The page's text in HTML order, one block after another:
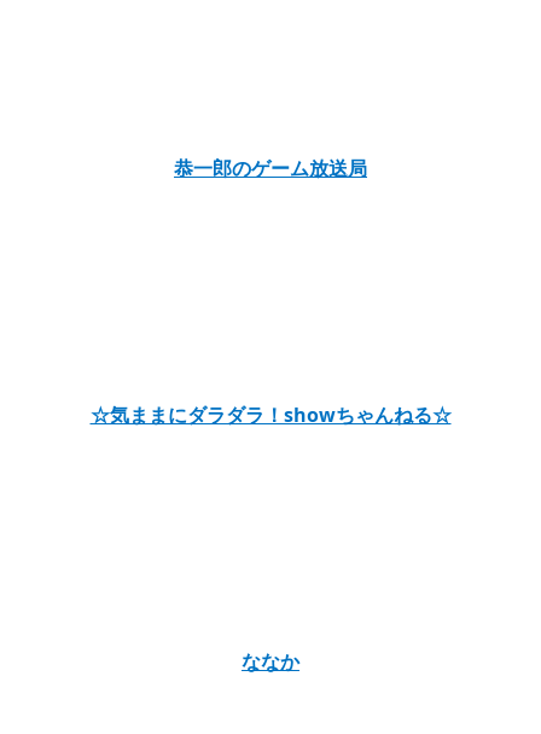
恭一郎のゲーム放送局
☆気ままにダラダラ！showちゃんねる☆
ななか